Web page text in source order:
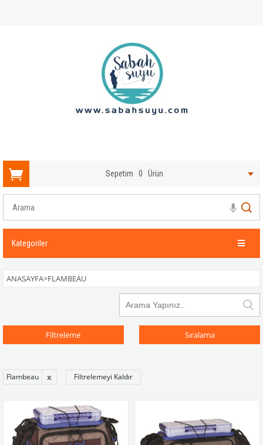
Sepetim 0 Ürün
Kategoriler
ANASAYFA>FLAMBEAU
Filtreleme Sıralama
Flambeau Filtrelemeyi Kaldır